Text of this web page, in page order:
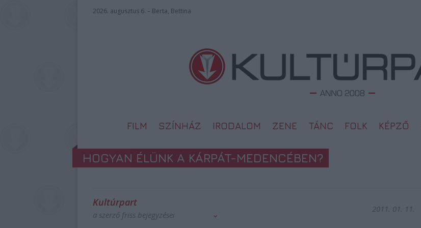
2026. augusztus 6. – Berta, Bettina
FILM SZÍNHÁZ IRODALOM ZENE TÁNC FOLK KÉPZŐ
HOGYAN ÉLÜNK A KÁRPÁT-MEDENCÉBEN?
Kultúrpart
a szerző friss bejegyzései
2011. 01. 11.